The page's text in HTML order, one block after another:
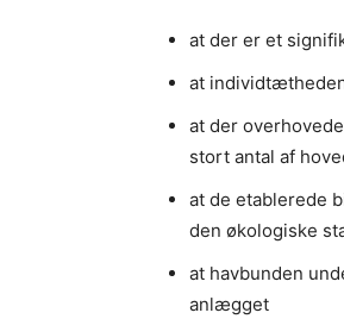
at der er et
at
at der
stort antal af
at de etablerede
den økologiske
at havbunden
anlægget